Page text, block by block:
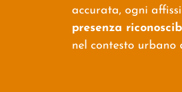
accurata, ogni
presenza
nel contesto urbano